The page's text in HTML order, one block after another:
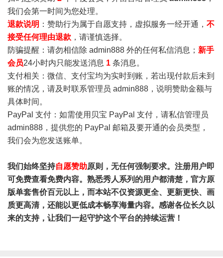
我们会第一时间为您处理。
退款说明 ：赞助行为属于自愿支持，虚拟服务一经开通， 不
接受任何理由退款 ，请谨慎选择。
防骗提醒：请勿相信除 admin888 外的任何私信消息； 新手
会员24小时内只能发送消息 1 条消息。
支付相关：微信、支付宝均为实时到账，若出现付款后未到
账的情况，请及时联系管理员 admin888，说明赞助金额与
具体时间。
PayPal 支付：如需使用贝宝 PayPal 支付，请私信管理员
admin888，提供您的 PayPal 邮箱及要开通的会员类型，
我们会为您发送账单。
我们始终坚持自愿赞助原则，无任何强制要求。注册用户即
可免费查看免费内容。熟悉秀人系列的用户都清楚，官方原
版单套售价百元以上，而本站不仅资源更全、更新更快、画
质更高清，还能以更低成本畅享海量内容。感谢各位长久以
来的支持，让我们一起守护这个平台的持续运营！